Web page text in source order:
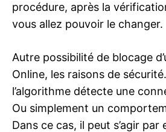
procédure, après la
vous allez pouvoir le changer.
Autre possibilité de blocage
Online, les raisons de
l’algorithme détecte une
Ou simplement un
Dans ce cas, il peut s’agir par